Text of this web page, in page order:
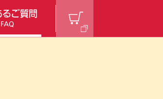
るご質問
FAQ
ラインショ
ップ